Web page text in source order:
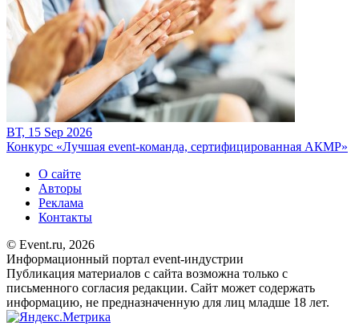
ВТ, 15 Sep 2026
Конкурс «Лучшая event-команда, сертифицированная АКМР»
О сайте
Авторы
Реклама
Контакты
© Event.ru, 2026
Информационный портал event-индустрии
Публикация материалов с сайта возможна только с
письменного согласия редакции. Сайт может содержать
информацию, не предназначенную для лиц младше 18 лет.